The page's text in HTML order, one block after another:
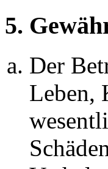
5.
Der
Leben,